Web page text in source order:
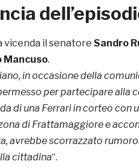
vicenda il senatore Sandro
Mancuso.
in occasione della
per partecipare alla
di una Ferrari in corteo
di Frattamaggiore e
avrebbe scorrazzato
cittadina“.